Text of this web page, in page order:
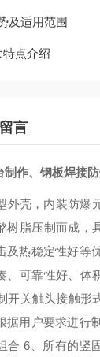
及适用范围
点介绍
言
制作、钢板焊接
外壳，内装防爆
树脂压制而成，
及热稳定性好等
、可靠性好、体
开关触头接触形
据用户要求进行
合 6、所有的竖